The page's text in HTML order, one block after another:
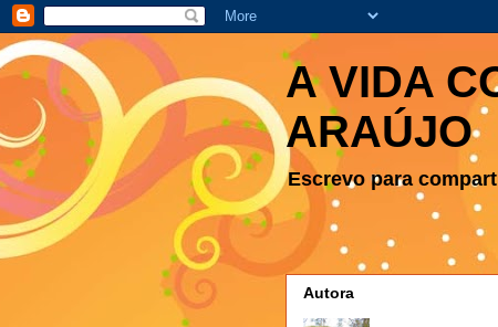
A VIDA
ARAÚJO
Escrevo para
Autora